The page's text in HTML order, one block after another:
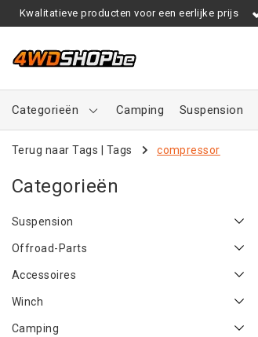
Kwalitatieve producten voor een eerlijke prijs
Categorieën Camping Suspension
Terug naar Tags Tags compressor
Categorieën
Suspension
Offroad-Parts
Accessoires
Winch
Camping